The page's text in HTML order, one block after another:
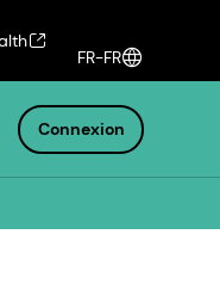
FR-FR
Connexion